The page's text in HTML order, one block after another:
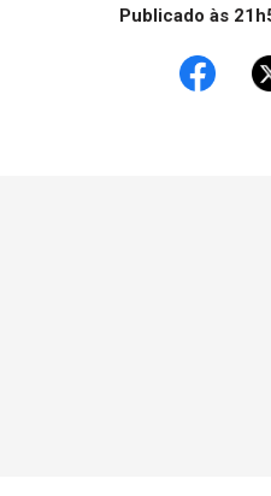
Publicado às